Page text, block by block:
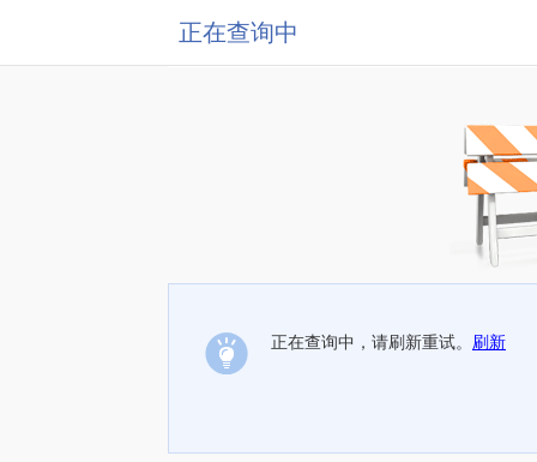
正在查询中
正在查询中，请刷新重试。 刷新